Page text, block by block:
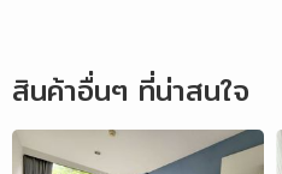
สินค้าอื่นๆ ที่น่าสนใจ